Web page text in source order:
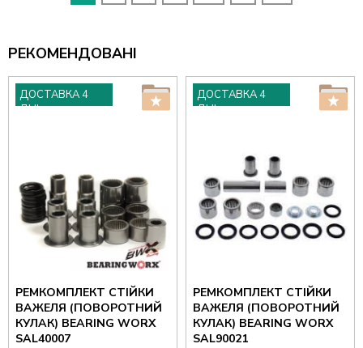
РЕКОМЕНДОВАНІ
ДОСТАВКА 4
ДНІ
РЕМКОМПЛЕКТ СТІЙКИ
ВАЖЕЛЯ (ПОВОРОТНИЙ
КУЛАК) BEARING WORX
SAL40007
ДОСТАВКА 4
ДНІ
РЕМКОМПЛЕКТ СТІЙКИ
ВАЖЕЛЯ (ПОВОРОТНИЙ
КУЛАК) BEARING WORX
SAL90021